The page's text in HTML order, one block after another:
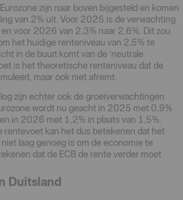
zijn naar boven bijgesteld en komen
van 2% uit. Voor 2025 is de verwachting
voor 2026 van 2,3% naar 2,6%. Dit zou
het huidige renteniveau van 2,5% te
in de buurt komt van de ‘neutrale
is het theoretische renteniveau dat de
maar ook niet afremt.
zijn echter ook de groeiverwachtingen
wordt nu geacht in 2025 met 0,9%
in 2026 met 1,2% in plaats van 1,5%.
rentevoet kan het dus betekenen dat het
laag genoeg is om de economie te
dat de ECB de rente verder moet
Duitsland